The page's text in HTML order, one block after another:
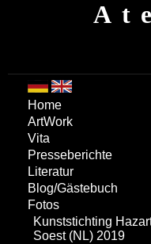
Home
ArtWork
Vita
Presseberichte
Literatur
Blog/Gästebuch
Fotos
Kunststichting
Soest (NL) 2019